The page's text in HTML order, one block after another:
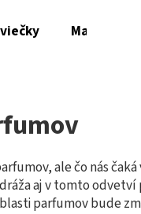
Masážne
ale čo nás
aj v tomto
parfumov bude